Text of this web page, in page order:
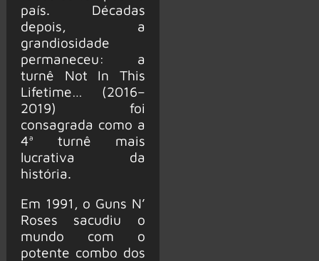
país. Décadas
depois, a
grandiosidade
permaneceu: a
turnê Not In This
Lifetime… (2016–
2019) foi
consagrada como a
4ª turnê mais
lucrativa da
história.
Em 1991, o Guns N’
Roses sacudiu o
mundo com o
potente combo dos